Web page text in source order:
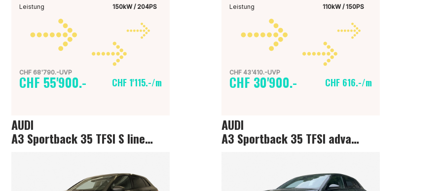
Leistung 150kW / 204PS
CHF 68'790.-UVP
CHF 55'900.- CHF 1'115.-/m
Leistung 110kW / 150PS
CHF 43'410.-UVP
CHF 30'900.- CHF 616.-/m
AUDI
A3 Sportback 35 TFSI S line Attraction
AUDI
A3 Sportback 35 TFSI advanced Attraction